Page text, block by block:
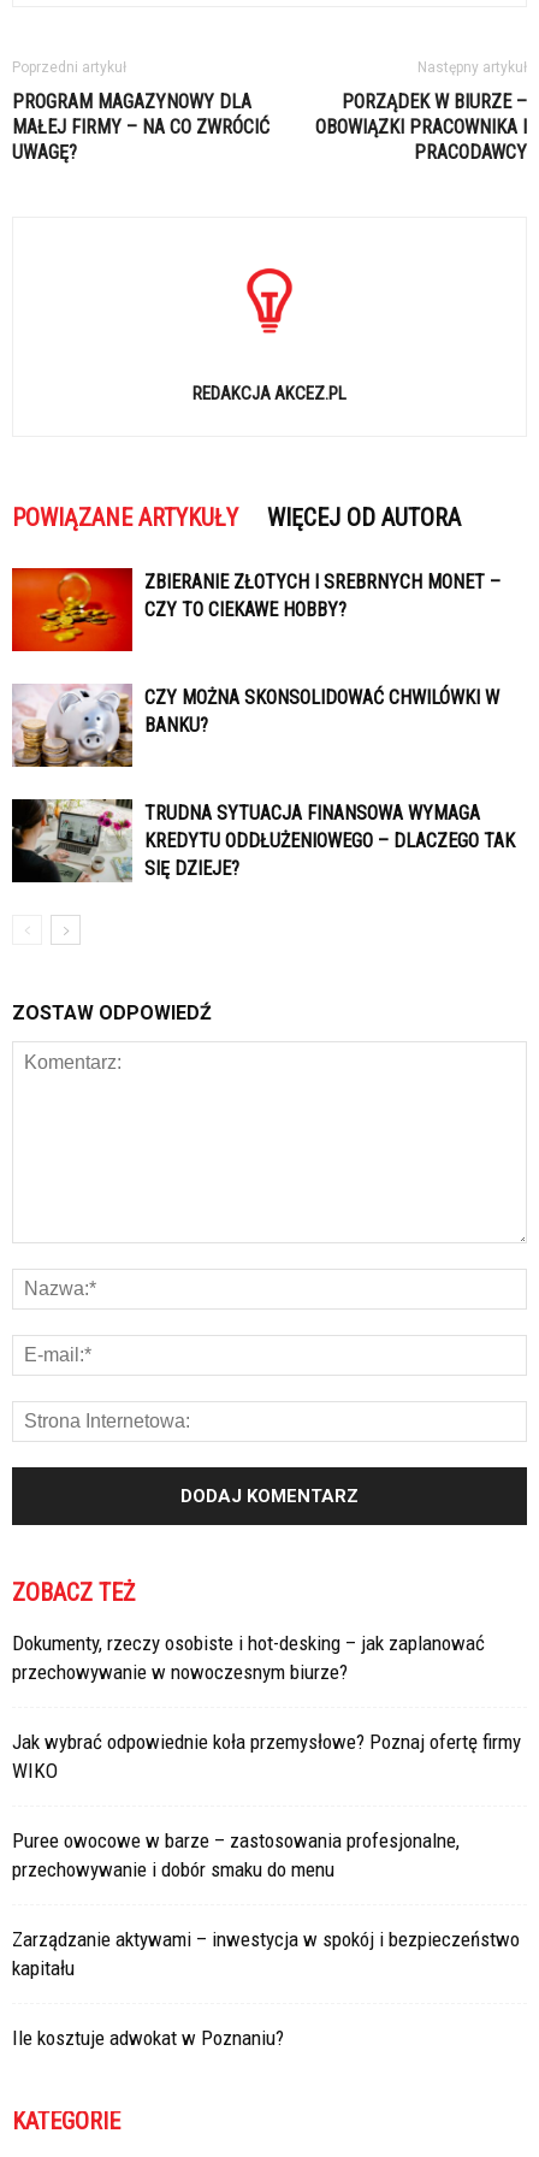
Poprzedni artykuł
PROGRAM MAGAZYNOWY DLA
MAŁEJ FIRMY – NA CO ZWRÓCIĆ
UWAGĘ?
Następny artykuł
PORZĄDEK W BIURZE –
OBOWIĄZKI PRACOWNIKA I
PRACODAWCY
REDAKCJA AKCEZ.PL
POWIĄZANE ARTYKUŁY WIĘCEJ OD AUTORA
ZBIERANIE ZŁOTYCH I SREBRNYCH MONET –
CZY TO CIEKAWE HOBBY?
CZY MOŻNA SKONSOLIDOWAĆ CHWILÓWKI W
BANKU?
TRUDNA SYTUACJA FINANSOWA WYMAGA
KREDYTU ODDŁUŻENIOWEGO – DLACZEGO TAK
SIĘ DZIEJE?
ZOSTAW ODPOWIEDŹ
ZOBACZ TEŻ
Dokumenty, rzeczy osobiste i hot-desking – jak zaplanować
przechowywanie w nowoczesnym biurze?
Jak wybrać odpowiednie koła przemysłowe? Poznaj ofertę firmy
WIKO
Puree owocowe w barze – zastosowania profesjonalne,
przechowywanie i dobór smaku do menu
Zarządzanie aktywami – inwestycja w spokój i bezpieczeństwo
kapitału
Ile kosztuje adwokat w Poznaniu?
KATEGORIE